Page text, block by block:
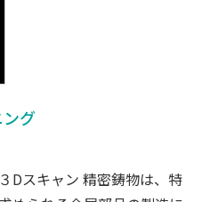
グ
Dスキャン 精密鋳物は、特